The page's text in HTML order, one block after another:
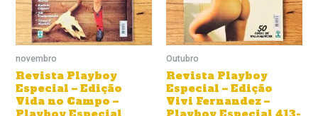
novembro
Revista Playboy
Especial – Edição
Vida no Campo –
Outubro
Revista Playboy
Especial – Edição
Vivi Fernandez –